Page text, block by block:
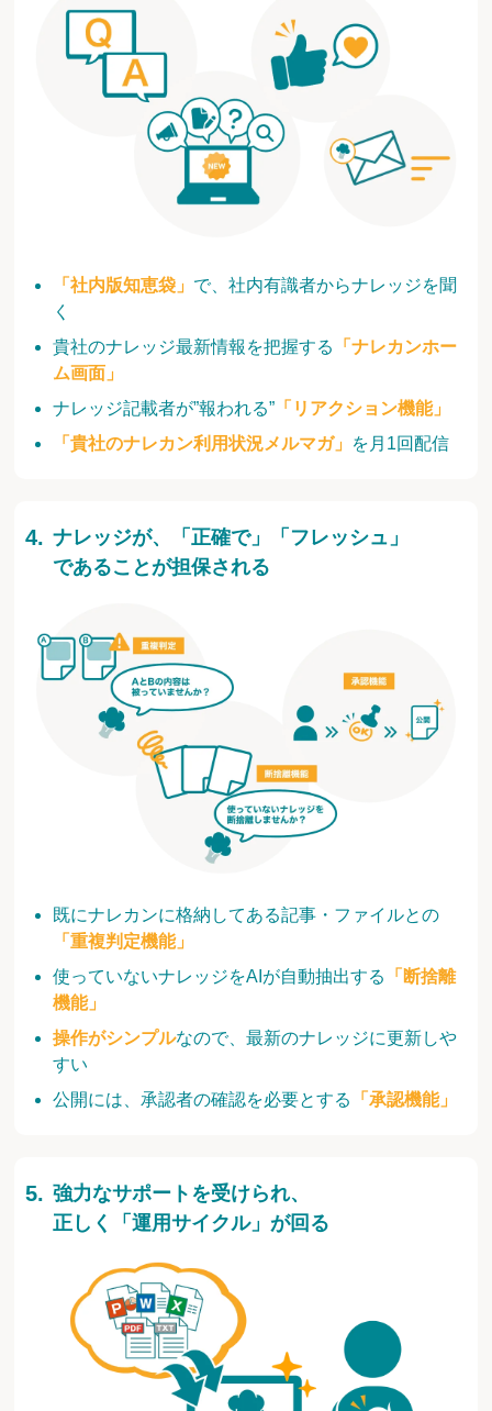
「社内版知恵袋」 で、社内有識者からナレッジを聞
く
貴社のナレッジ最新情報を把握する
「ナレカンホー
ム画面」
ナレッジ記載者が”報われる” 「リアクション機能」
「貴社のナレカン利用状況メルマガ」 を月1回配信
既にナレカンに格納してある記事・ファイルとの
「重複判定機能」
使っていないナレッジをAIが自動抽出する
「断捨離
機能」
操作がシンプルなので、最新のナレッジに更新しや
すい
公開には、承認者の確認を必要とする
「承認機能」
ナレッジが、「正確で」「フレッシュ」
であることが担保される
強力なサポートを受けられ、
正しく「運用サイクル」が回る